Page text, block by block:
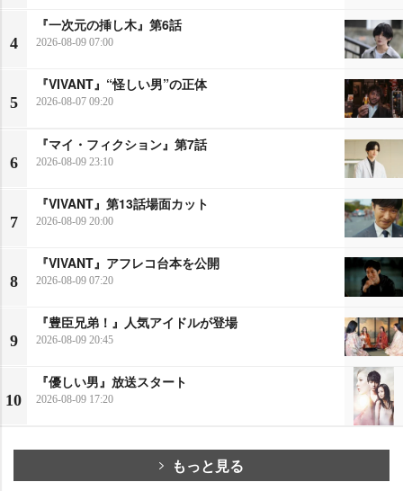
4
『一次元の挿し木』第6話
2026-08-09 07:00
5
『VIVANT』“怪しい男”の正体
2026-08-07 09:20
6
『マイ・フィクション』第7話
2026-08-09 23:10
7
『VIVANT』第13話場面カット
2026-08-09 20:00
8
『VIVANT』アフレコ台本を公開
2026-08-09 07:20
9
『豊臣兄弟！』人気アイドルが登場
2026-08-09 20:45
10
『優しい男』放送スタート
2026-08-09 17:20
もっと見る